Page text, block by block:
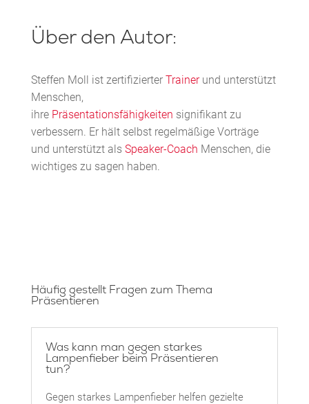
Über den Autor:
Steffen Moll ist zertifizierter Trainerund unterstützt
Menschen,
ihre Präsentationsfähigkeiten signifikant zu
verbessern. Er hält selbst regelmäßige Vorträge
und unterstützt als Speaker-Coach Menschen, die
wichtiges zu sagen haben.
Häufig gestellt Fragen zum Thema
Präsentieren
Was kann man gegen starkes
Lampenfieber beim Präsentieren
tun?
Gegen starkes Lampenfieber helfen gezielte